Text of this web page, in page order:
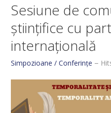
Sesiune de
științifice cu
internațională
Simpozioane / Conferințe